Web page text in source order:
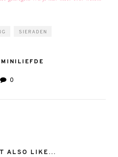
SIERADEN
MINILIEFDE
0
ALSO LIKE...